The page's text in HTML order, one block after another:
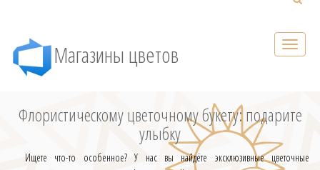
Магазины цветов
Флористическому цветочному букету: подарите
улыбку
Ищете что-то особенное? У нас вы найдёте эксклюзивные цветочные